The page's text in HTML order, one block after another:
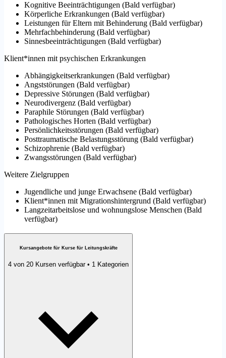
Kognitive Beeinträchtigungen (Bald verfügbar)
Körperliche Erkrankungen (Bald verfügbar)
Leistungen für Eltern mit Behinderung (Bald verfügbar)
Mehrfachbehinderung (Bald verfügbar)
Sinnesbeeinträchtigungen (Bald verfügbar)
Klient*innen mit psychischen Erkrankungen
Abhängigkeitserkrankungen (Bald verfügbar)
Angststörungen (Bald verfügbar)
Depressive Störungen (Bald verfügbar)
Neurodivergenz (Bald verfügbar)
Paraphile Störungen (Bald verfügbar)
Pathologisches Horten (Bald verfügbar)
Persönlichkeitsstörungen (Bald verfügbar)
Posttraumatische Belastungsstörung (Bald verfügbar)
Schizophrenie (Bald verfügbar)
Zwangsstörungen (Bald verfügbar)
Weitere Zielgruppen
Jugendliche und junge Erwachsene (Bald verfügbar)
Klient*innen mit Migrationshintergrund (Bald verfügbar)
Langzeitarbeitslose und wohnungslose Menschen (Bald
verfügbar)
Kursangebote für Kurse für Leitungskräfte
4 von 20 Kursen verfügbar • 1 Kategorien